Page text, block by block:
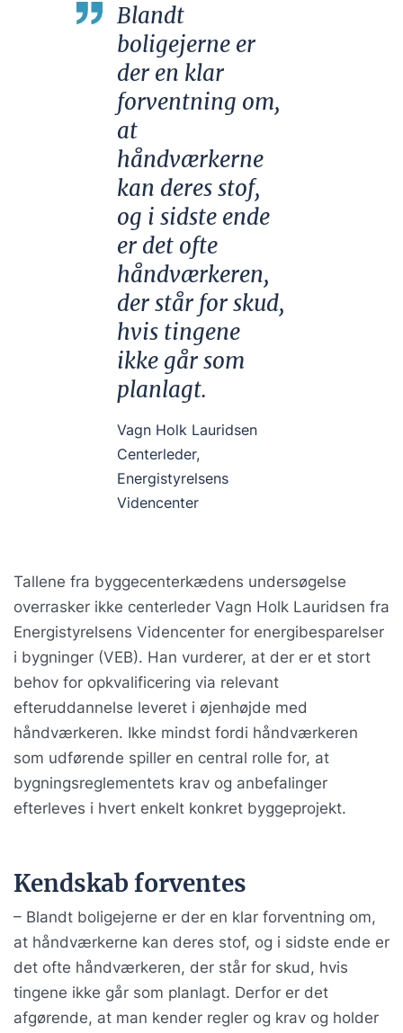
Blandt
boligejerne er
der en klar
forventning om,
at
håndværkerne
kan deres stof,
og i sidste ende
er det ofte
håndværkeren,
der står for skud,
hvis tingene
ikke går som
planlagt.
Vagn Holk Lauridsen
Centerleder,
Energistyrelsens
Videncenter
Tallene fra byggecenterkædens undersøgelse
overrasker ikke centerleder Vagn Holk Lauridsen fra
Energistyrelsens Videncenter for energibesparelser
i bygninger (VEB). Han vurderer, at der er et stort
behov for opkvalificering via relevant
efteruddannelse leveret i øjenhøjde med
håndværkeren. Ikke mindst fordi håndværkeren
som udførende spiller en central rolle for, at
bygningsreglementets krav og anbefalinger
efterleves i hvert enkelt konkret byggeprojekt.
Kendskab forventes
– Blandt boligejerne er der en klar forventning om,
at håndværkerne kan deres stof, og i sidste ende er
det ofte håndværkeren, der står for skud, hvis
tingene ikke går som planlagt. Derfor er det
afgørende, at man kender regler og krav og holder